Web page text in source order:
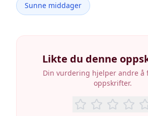
Sunne middager
Likte du denne
Din vurdering hjelper andre å
oppskrifter.